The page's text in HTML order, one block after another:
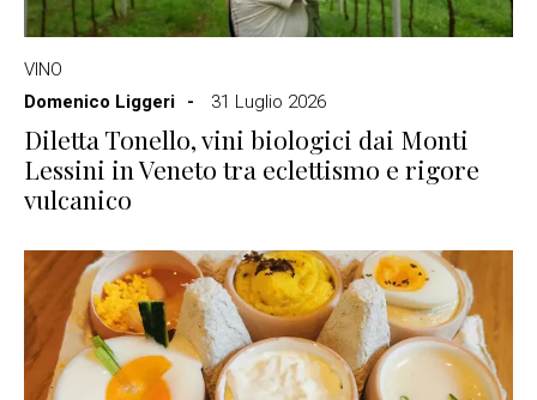
VINO
Domenico Liggeri
31 Luglio 2026
Diletta Tonello, vini biologici dai Monti
Lessini in Veneto tra eclettismo e rigore
vulcanico